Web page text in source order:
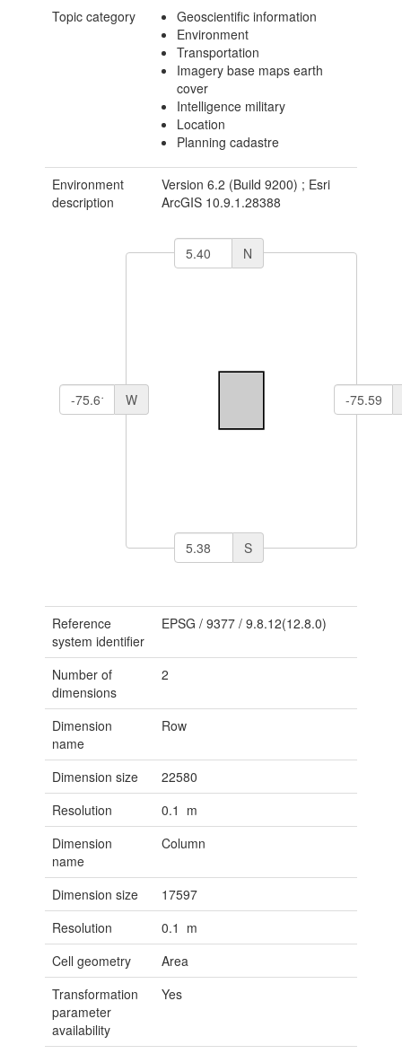
Topic category
Geoscientific information
Environment
Transportation
Imagery base maps earth
cover
Intelligence military
Location
Planning cadastre
Environment
description
Version 6.2 (Build 9200) ; Esri
ArcGIS 10.9.1.28388
N
S
W
Reference
system identifier
EPSG / 9377/ 9.8.12(12.8.0)
Number of
dimensions
2
Dimension
name
Row
Dimension size
22580
Resolution
0.1 m
Dimension
name
Column
Dimension size
17597
Resolution
0.1 m
Cell geometry
Area
Transformation
parameter
availability
Yes